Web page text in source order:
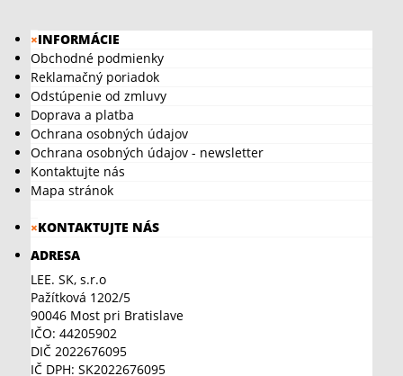
×INFORMÁCIE
Obchodné podmienky
Reklamačný poriadok
Odstúpenie od zmluvy
Doprava a platba
Ochrana osobných údajov
Ochrana osobných údajov - newsletter
Kontaktujte nás
Mapa stránok
×KONTAKTUJTE NÁS
ADRESA
LEE. SK, s.r.o
Pažítková 1202/5
90046 Most pri Bratislave
IČO: 44205902
DIČ 2022676095
IČ DPH: SK2022676095